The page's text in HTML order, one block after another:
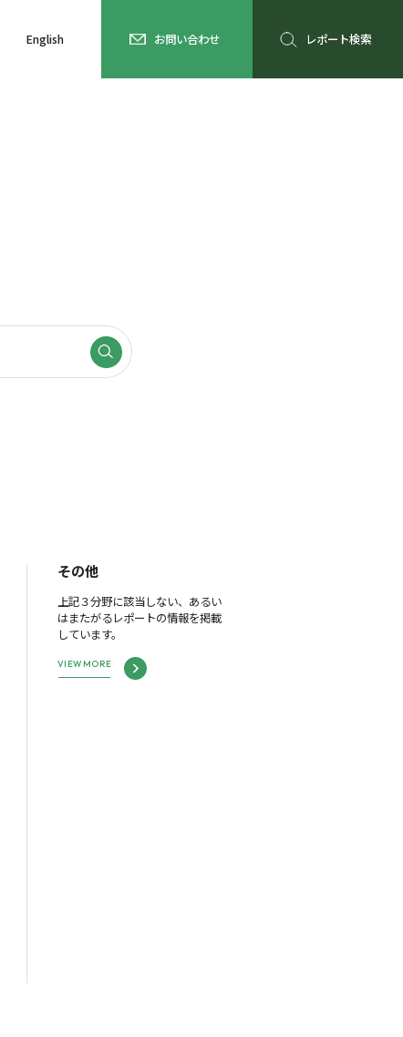
English お問い合わせ レポート検索
その他
上記３分野に該当しない、あるい
はまたがるレポートの情報を掲載
しています。
VIEW MORE